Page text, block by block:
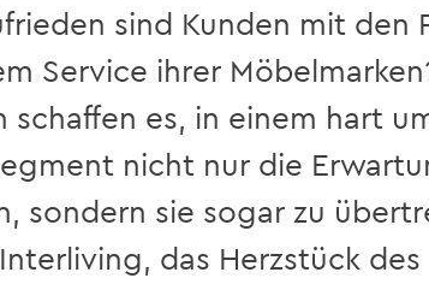
sind Kunden mit den
Service ihrer
schaffen es, in einem hart
nicht nur die
sondern sie sogar zu
das Herzstück des